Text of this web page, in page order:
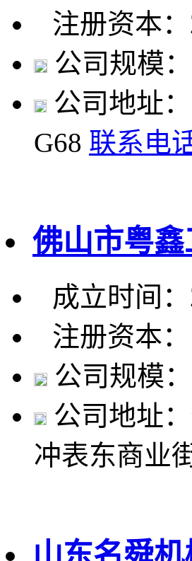
注册资本
公司规模
公司地址
G68 联系电
佛山市粤
成立时间
注册资本
公司规模
公司地址
冲表东商业